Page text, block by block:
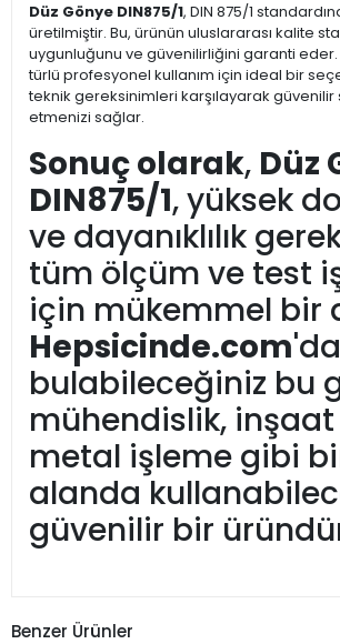
Düz Gönye DIN875/1, DIN 875/1
üretilmiştir. Bu, ürünün uluslararası kalite
uygunluğunu ve güvenilirliğini garanti
türlü profesyonel kullanım için ideal bir
teknik gereksinimleri karşılayarak
etmenizi sağlar.
Sonuç olarak, Düz
DIN875/1, yüksek
ve dayanıklılık
tüm ölçüm ve test
için mükemmel bir
Hepsicinde.com'da
bulabileceğiniz bu
mühendislik,
metal işleme gibi
alanda
güvenilir bir
Benzer Ürünler